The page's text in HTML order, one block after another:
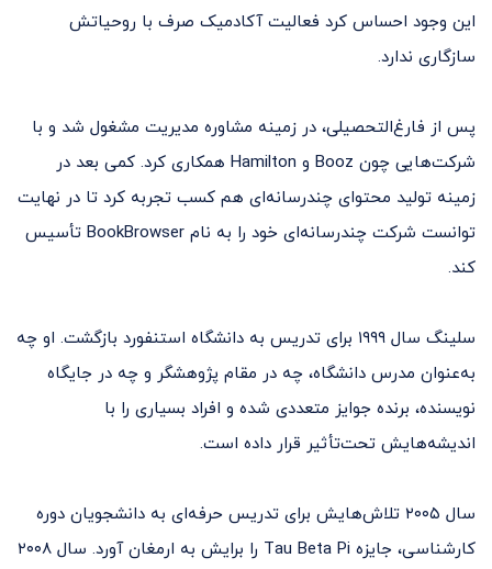
این وجود احساس کرد فعالیت آکادمیک صرف با روحیاتش
سازگاری ندارد.
پس از فارغ‌التحصیلی، در زمینه مشاوره مدیریت مشغول شد و با
شرکت‌هایی چون Booz و Hamilton همکاری کرد. کمی بعد در
زمینه تولید محتوای چندرسانه‌ای هم کسب‌ تجربه کرد تا در نهایت
توانست شرکت چندرسانه‌ای خود را به نام BookBrowser تأسیس
کند.
سلینگ سال ۱۹۹۹ برای تدریس به دانشگاه استنفورد بازگشت. او چه
به‌عنوان مدرس دانشگاه، چه در مقام پژوهشگر و چه در جایگاه
نویسنده، برنده جوایز متعددی شده و افراد بسیاری را با
اندیشه‌هایش تحت‌تأثیر قرار داده است.
سال ۲۰۰۵ تلاش‌هایش برای تدریس حرفه‌ای به دانشجویان دوره
کارشناسی، جایزه Tau Beta Pi را برایش به ارمغان آورد. سال ۲۰۰۸